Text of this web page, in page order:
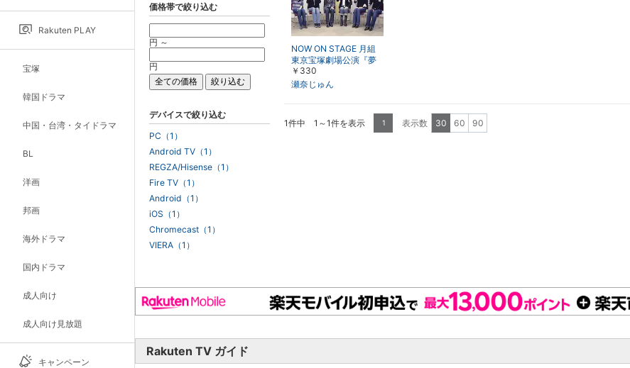
Rakuten PLAY
宝塚
韓国ドラマ
中国・台湾・タイドラマ
BL
洋画
邦画
海外ドラマ
国内ドラマ
成人向け
成人向け見放題
キャンペーン
NOW ON STAGE 月組
東京宝塚劇場公演『夢
の浮橋』『Apasionad
o!!』
￥330
瀬奈じゅん
1件中 1～1件を表示 1 表示数 30 60 90
価格帯で絞り込む
円 ～
円
デバイスで絞り込む
PC（1）
Android TV（1）
REGZA/Hisense（1）
Fire TV（1）
Android（1）
iOS（1）
Chromecast（1）
VIERA（1）
Rakuten TV ガイド